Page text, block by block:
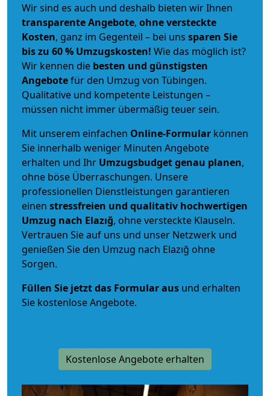
Wir sind es auch und deshalb bieten wir Ihnen
transparente Angebote, ohne versteckte
Kosten, ganz im Gegenteil – bei uns sparen Sie
bis zu 60 % Umzugskosten! Wie das möglich ist?
Wir kennen die besten und günstigsten
Angebotefür den Umzug von Tübingen.
Qualitative und kompetente Leistungen –
müssen nicht immer übermäßig teuer sein.
Mit unserem einfachen Online-Formular können
Sie innerhalb weniger Minuten Angebote
erhalten und Ihr Umzugsbudgetgenau planen,
ohne böse Überraschungen. Unsere
professionellen Dienstleistungen garantieren
einen stressfreien und qualitativ hochwertigen
Umzug nach Elazığ, ohne versteckte Klauseln.
Vertrauen Sie auf uns und unser Netzwerk und
genießen Sie den Umzug nach Elazığ ohne
Sorgen.
Füllen Sie jetzt das Formular aus und erhalten
Sie kostenlose Angebote.
Kostenlose Angebote erhalten